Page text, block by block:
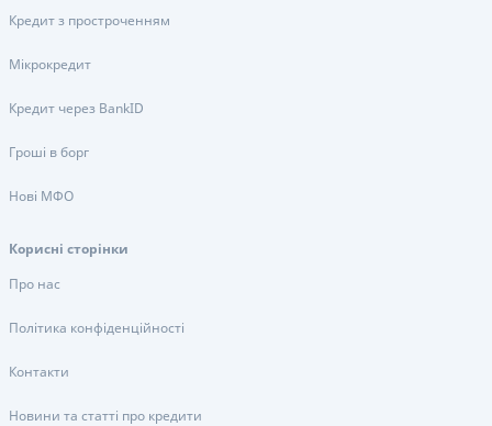
Кредит з простроченням
Мікрокредит
Кредит через BankID
Гроші в борг
Нові МФО
Корисні сторінки
Про нас
Політика конфіденційності
Контакти
Новини та статті про кредити